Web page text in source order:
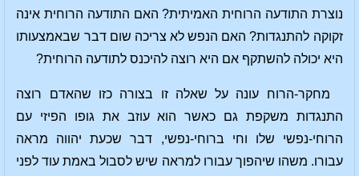
נוצרת התודעה הרוחית האמיתית? האם התודעה הרוחית אינה
זקוקה להתנגדות? האם הנפש לא צריכה שום דבר שבאמצעותו
היא יכולה להשתקף אם היא רוצה להיכנס לתודעה הרוחית?
מחקר-הרוח עונה על שאלה זו בצורה כזו שהאדם רוצה
התנגדות משקפת גם כאשר הוא עוזב את גופו הפיזי עם
הרוחי-נפשי שלו וחי ברוחי-נפשי, דבר שכעת יהווה מראה
עבורו. משהו שיהפוך עבורו למראה שיש לסבול באמת עוד לפני